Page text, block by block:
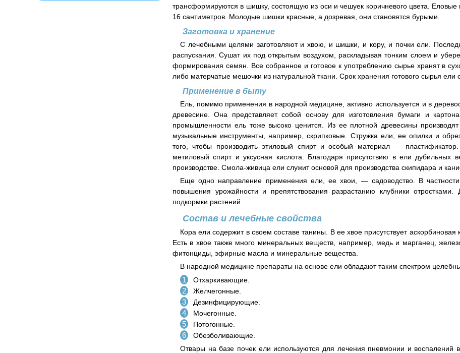
трансформируются в шишку, состоящую из оси и чешуек коричневого цвета.
16 сантиметров. Молодые шишки красные, а дозревая, они становятся бурыми.
Заготовка и хранение
С лечебными целями заготовляют и хвою, и шишки, и кору, и почки ели.
распускания. Сушат их под открытым воздухом, раскладывая тонким слоем и
формирования семян. Все собранное и готовое к употреблению сырье хранят в
либо матерчатые мешочки из натуральной ткани. Срок хранения готового сырья ели
Применение в быту
Ель, помимо применения в народной медицине, активно используется и в
древесине. Она представляет собой основу для изготовления бумаги и
промышленности ель тоже высоко ценится. Из ее плотной древесины
музыкальные инструменты, например, скрипковые. Стружка ели, ее опилки и
того, чтобы производить этиловый спирт и особый материал —
метиловый спирт и уксусная кислота. Благодаря присутствию в ели дубильных
производстве. Смола-живица ели служит основой для производства скипидара и
Еще одно направление применения ели, ее хвои, — садоводство. В
повышения урожайности и препятствования разрастанию клубники
подкормки растений.
Состав и лечебные свойства
Кора ели содержит в своем составе танины. В ее хвое присутствует
Есть в хвое также много минеральных веществ, например, медь и марганец,
фитонциды, эфирные масла и минеральные вещества.
В народной медицине препараты на основе ели обладают таким спектром
Отхаркивающие.
Желчегонные.
Дезинфицирующие.
Мочегонные.
Потогонные.
Обезболивающие.
Отвары на базе почек ели используются для лечения пневмонии и воспалений